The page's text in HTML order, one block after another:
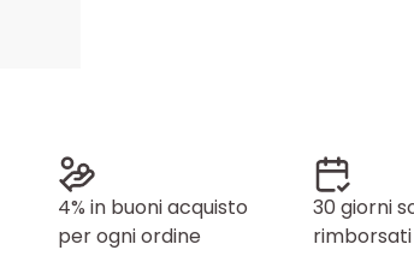
4% in buoni acquisto
per ogni ordine
30 giorni
rimborsati